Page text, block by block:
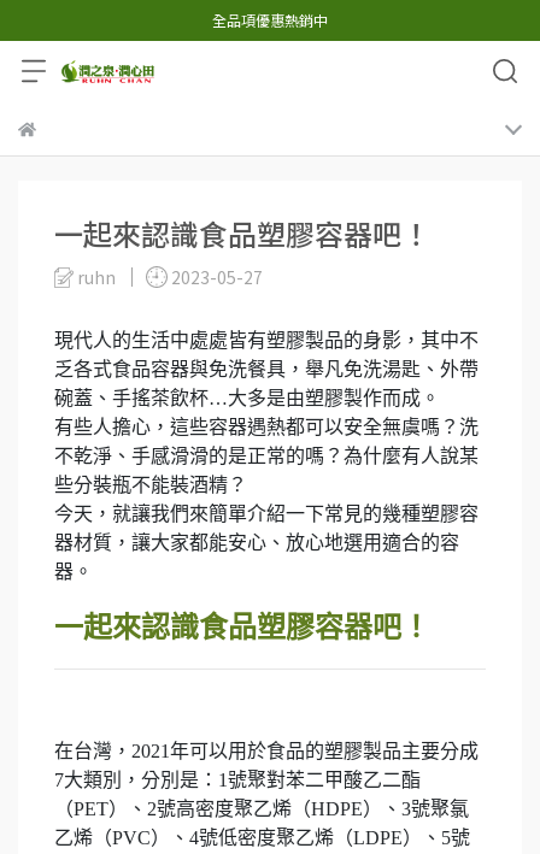
全品項優惠熱銷中
一起來認識食品塑膠容器吧！
ruhn 2023-05-27
現代人的生活中處處皆有塑膠製品的身影，其中不
乏各式食品容器與免洗餐具，舉凡免洗湯匙、外帶
碗蓋、手搖茶飲杯…大多是由塑膠製作而成。
有些人擔心，這些容器遇熱都可以安全無虞嗎？洗
不乾淨、手感滑滑的是正常的嗎？為什麼有人說某
些分裝瓶不能裝酒精？
今天，就讓我們來簡單介紹一下常見的幾種塑膠容
器材質，讓大家都能安心、放心地選用適合的容
器。
一起來認識食品塑膠容器吧！
在台灣，2021年可以用於食品的塑膠製品主要分成
7大類別，分別是：1號聚對苯二甲酸乙二酯
（PET）、2號高密度聚乙烯（HDPE）、3號聚氯
乙烯（PVC）、4號低密度聚乙烯（LDPE）、5號